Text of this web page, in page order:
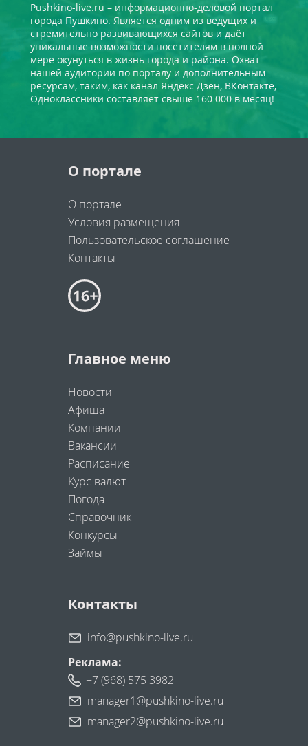
Pushkino-live.ru – информационно-деловой портал
города Пушкино. Является одним из ведущих и
стремительно развивающихся сайтов и даёт
уникальные возможности посетителям в полной
мере окунуться в жизнь города и района. Охват
нашей аудитории по порталу и дополнительным
ресурсам, таким, как канал Яндекс Дзен, ВКонтакте,
Одноклассники составляет свыше 160 000 в месяц!
О портале
О портале
Условия размещения
Пользовательское соглашение
Контакты
Главное меню
Новости
Афиша
Компании
Вакансии
Расписание
Курс валют
Погода
Справочник
Конкурсы
Займы
Контакты
info@pushkino-live.ru
Реклама:
+7 (968) 575 3982
manager1@pushkino-live.ru
manager2@pushkino-live.ru